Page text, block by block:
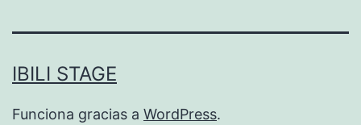
IBILI STAGE
Funciona gracias a WordPress.